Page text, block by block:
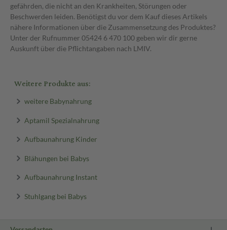
gefährden, die nicht an den Krankheiten, Störungen oder
Beschwerden leiden. Benötigst du vor dem Kauf dieses Artikels
nähere Informationen über die Zusammensetzung des Produktes?
Unter der Rufnummer 05424 6 470 100 geben wir dir gerne
Auskunft über die Pflichtangaben nach LMIV.
Weitere Produkte aus:
weitere Babynahrung
Aptamil Spezialnahrung
Aufbaunahrung Kinder
Blähungen bei Babys
Aufbaunahrung Instant
Stuhlgang bei Babys